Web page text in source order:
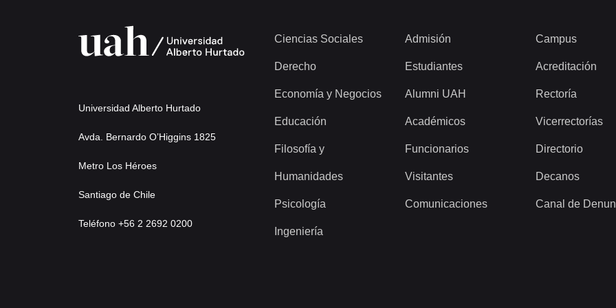
Universidad Alberto Hurtado
Avda. Bernardo O’Higgins 1825
Metro Los Héroes
Santiago de Chile
Teléfono +56 2 2692 0200
Ciencias Sociales
Derecho
Economía y Negocios
Educación
Filosofía y
Humanidades
Psicología
Ingeniería
Admisión
Estudiantes
Alumni UAH
Académicos
Funcionarios
Visitantes
Comunicaciones
Campus
Acreditación
Rectoría
Vicerrectorías
Directorio
Decanos
Canal de